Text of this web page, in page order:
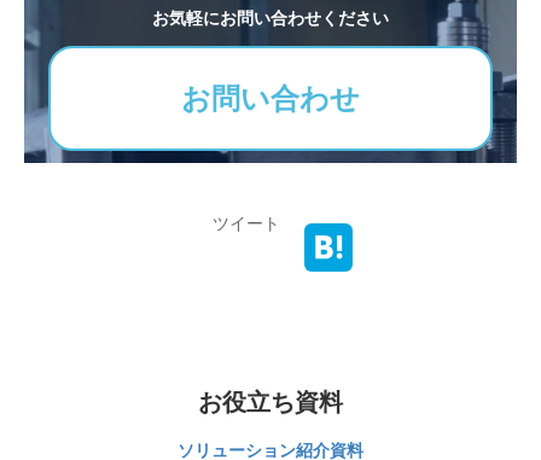
お気軽にお問い合わせください
お問い合わせ
ツイート
お役立ち資料
ソリューション紹介資料